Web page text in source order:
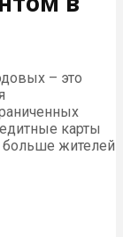
– это
карты
больше жителей